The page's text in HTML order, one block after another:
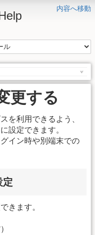
内容へ移動
更する
を利用できるよう、
設定できます。
イン時や別端末での
定
きます。